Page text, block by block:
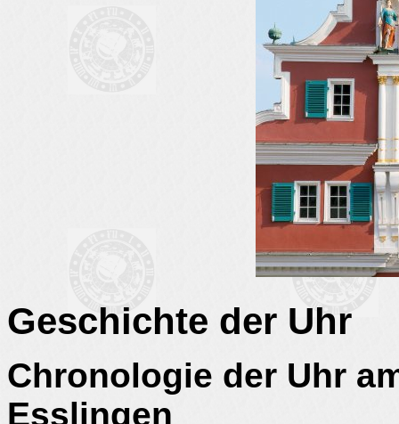
Geschichte der Uhr
Chronologie der Uhr
Esslingen